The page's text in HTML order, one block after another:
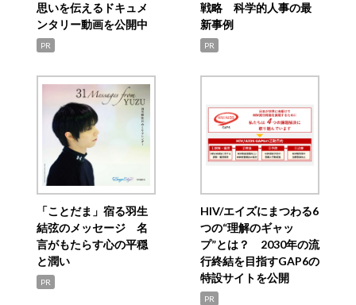
思いを伝えるドキュメ
ンタリー動画を公開中
PR
戦略 科学的人事の最
新事例
PR
「ことだま」宿る羽生
結弦のメッセージ 名
言がもたらす心の平穏
と潤い
PR
HIV/エイズにまつわる6
つの“理解のギャッ
プ”とは？ 2030年の流
行終結を目指すGAP6の
特設サイトを公開
PR